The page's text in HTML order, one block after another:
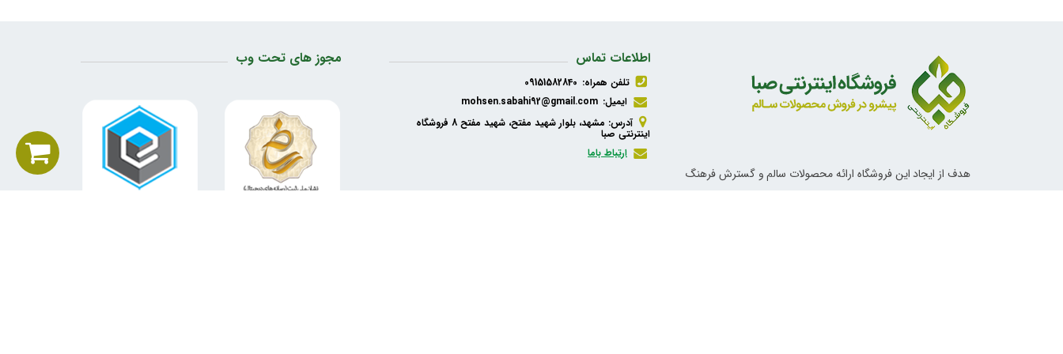
مجوز های تحت وب اطلاعات تماس
تلفن همراه: 09151582840
ایمیل: mohsen.sabahi92@gmail.com
آدرس: مشهد، بلوار شهید مفتح، شهید مفتح 8 فروشگاه
اینترنتی صبا
ارتباط باما
هدف از ایجاد این فروشگاه ارائه محصولات سالم و گسترش فرهنگ